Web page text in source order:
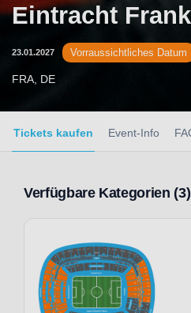
Eintracht
23.01.2027 Vorraussichtliches Datum
FRA, DE
Tickets kaufen Event-Info
Verfügbare Kategorien (3)